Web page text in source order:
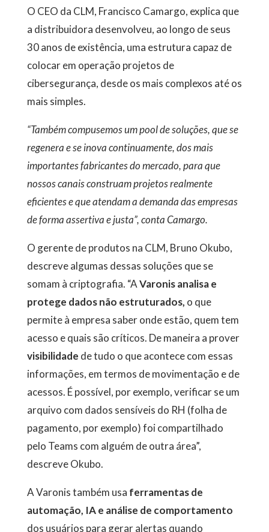
O CEO da CLM, Francisco Camargo, explica que
a distribuidora desenvolveu, ao longo de seus
30 anos de existência, uma estrutura capaz de
colocar em operação projetos de
cibersegurança, desde os mais complexos até os
mais simples.
“Também compusemos um pool de soluções, que se
regenera e se inova continuamente, dos mais
importantes fabricantes do mercado, para que
nossos canais construam projetos realmente
eficientes e que atendam a demanda das empresas
de forma assertiva e justa”, conta Camargo.
O gerente de produtos na CLM, Bruno Okubo,
descreve algumas dessas soluções que se
somam à criptografia. “AVaronis analisa e
protege dados não estruturados, o que
permite à empresa saber onde estão, quem tem
acesso e quais são críticos. De maneira a prover
visibilidade de tudo o que acontece com essas
informações, em termos de movimentação e de
acessos. É possível, por exemplo, verificar se um
arquivo com dados sensíveis do RH (folha de
pagamento, por exemplo) foi compartilhado
pelo Teams com alguém de outra área”,
descreve Okubo.
A Varonis também usa ferramentas de
automação, IA e análise de comportamento
dos usuários para gerar alertas quando